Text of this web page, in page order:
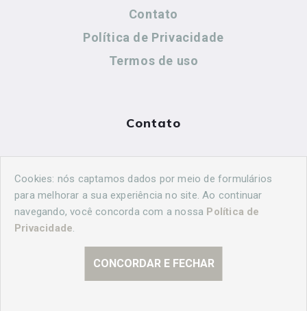
Contato
Política de Privacidade
Termos de uso
Contato
cidadeshistoricasoficial@gmail.com
© 2026 Curitiba Histórica. Todos os direitos reservados.
Desenvolvido porAgência Nova Inteligência.
Cookies: nós captamos dados por meio de formulários
para melhorar a sua experiência no site. Ao continuar
navegando, você concorda com a nossa Política de
Privacidade.
CONCORDAR E FECHAR